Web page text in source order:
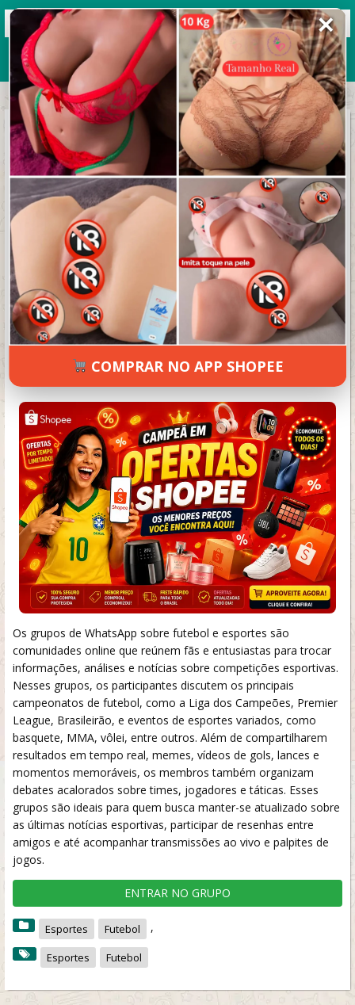
Grupos de WhatsApp 2026
+ Enviar grupo
Brasileirão 2024
3.5/5 (50 avaliações)
Os grupos de WhatsApp sobre futebol e esportes são
comunidades online que reúnem fãs e entusiastas para trocar
informações, análises e notícias sobre competições esportivas.
Nesses grupos, os participantes discutem os principais
campeonatos de futebol, como a Liga dos Campeões, Premier
League, Brasileirão, e eventos de esportes variados, como
basquete, MMA, vôlei, entre outros. Além de compartilharem
resultados em tempo real, memes, vídeos de gols, lances e
momentos memoráveis, os membros também organizam
debates acalorados sobre times, jogadores e táticas. Esses
grupos são ideais para quem busca manter-se atualizado sobre
as últimas notícias esportivas, participar de resenhas entre
amigos e até acompanhar transmissões ao vivo e palpites de
jogos.
ENTRAR NO GRUPO
Esportes ,
Futebol
Esportes
Futebol
✕
COMPRAR NO APP SHOPEE